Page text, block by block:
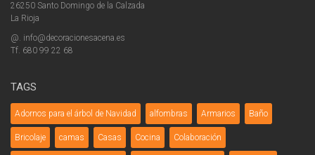
26250 Santo Domingo de la Calzada
La Rioja
@. info@decoracionesacena.es
Tf. 680 99 22 68
TAGS
Adornos para el árbol de Navidad alfombras Armarios Baño
Bricolaje camas Casas Cocina Colaboración